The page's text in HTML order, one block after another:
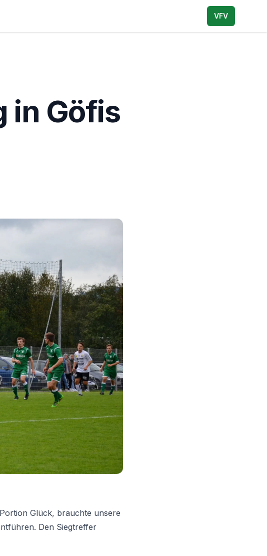
VFV
in Göfis
Glück, brauchte unsere
Den Siegtreffer